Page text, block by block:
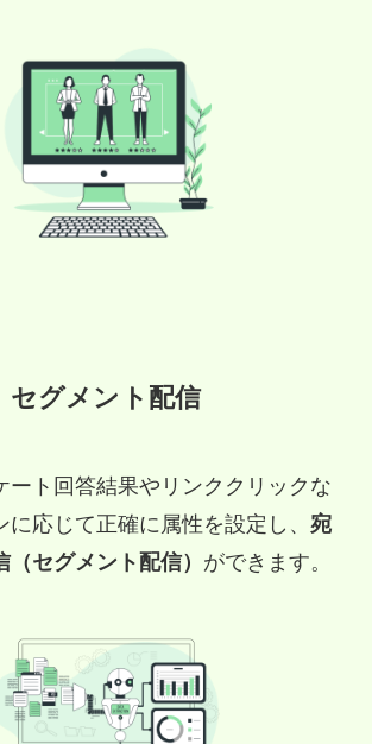
セグメント配信
ート回答結果やリンククリックな
に応じて正確に属性を設定し、 宛
セグメント配信） ができます。